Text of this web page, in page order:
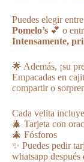
Puedes elegir
Pomelo’s 💕 o
Intensamente,
🌟 Además, ¡su
Empacadas en
compartir o
Cada velita
🎄 Tarjeta con
🎄 Fósforos
✨ Puedes pedir
whatsapp